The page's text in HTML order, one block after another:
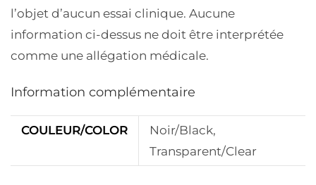
l’objet d’aucun essai clinique. Aucune
information ci-dessus ne doit être interprétée
comme une allégation médicale.
Information complémentaire
COULEUR/COLOR
Noir/Black,
Transparent/Clear